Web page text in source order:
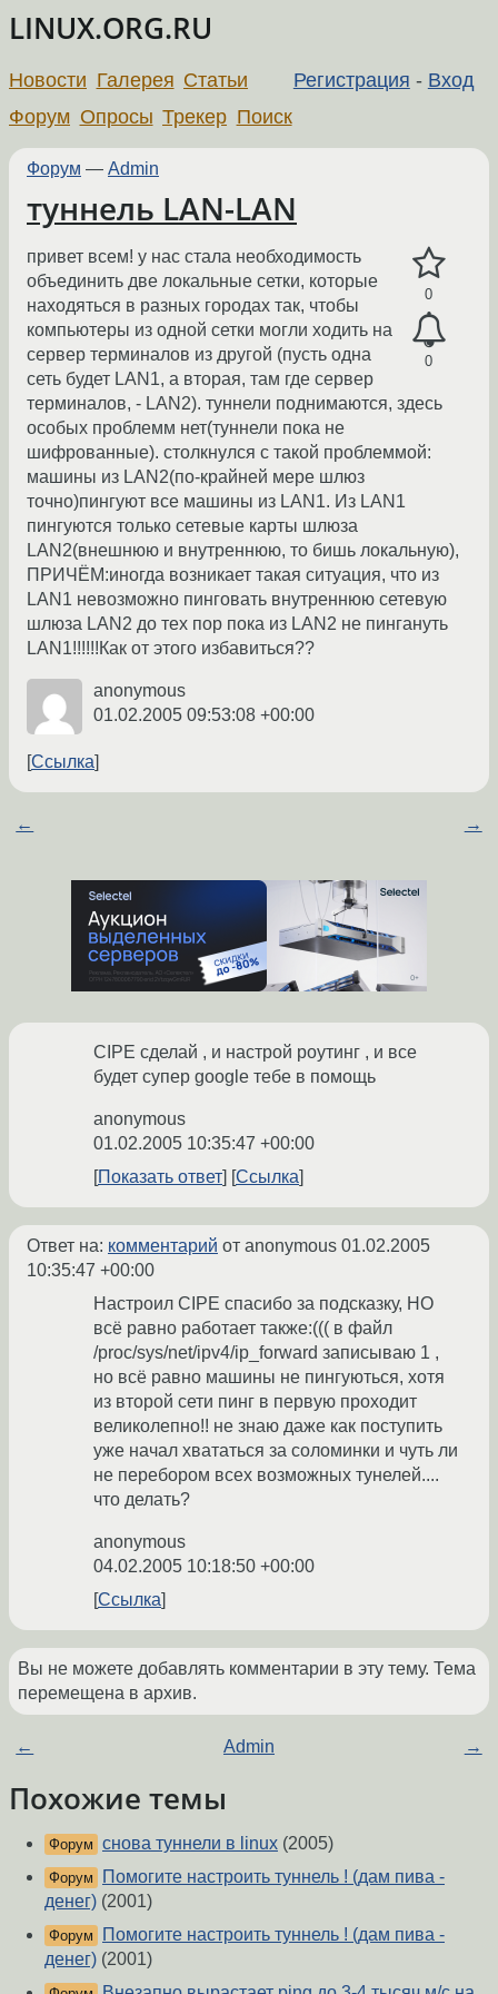
LINUX.ORG.RU
Регистрация - Вход
Новости Галерея Статьи
Форум Опросы Трекер Поиск
Форум — Admin
туннель LAN-LAN
0
0
привет всем! у нас стала необходимость
объединить две локальные сетки, которые
находяться в разных городах так, чтобы
компьютеры из одной сетки могли ходить на
сервер терминалов из другой (пусть одна
сеть будет LAN1, а вторая, там где сервер
терминалов, - LAN2). туннели поднимаются, здесь
особых проблемм нет(туннели пока не
шифрованные). столкнулся с такой проблеммой:
машины из LAN2(по-крайней мере шлюз
точно)пингуют все машины из LAN1. Из LAN1
пингуются только сетевые карты шлюза
LAN2(внешнюю и внутреннюю, то бишь локальную),
ПРИЧЁМ:иногда возникает такая ситуация, что из
LAN1 невозможно пинговать внутреннюю сетевую
шлюза LAN2 до тех пор пока из LAN2 не пингануть
LAN1!!!!!!Как от этого избавиться??
anonymous
01.02.2005 09:53:08 +00:00
Ссылка
← →
CIPE сделай , и настрой роутинг , и все
будет супер google тебе в помощь
anonymous
01.02.2005 10:35:47 +00:00
Показать ответ
Ссылка
Ответ на: комментарий от anonymous 01.02.2005
10:35:47 +00:00
Настроил CIPE спасибо за подсказку, НО
всё равно работает также:((( в файл
/proc/sys/net/ipv4/ip_forward записываю 1 ,
но всё равно машины не пингуються, хотя
из второй сети пинг в первую проходит
великолепно!! не знаю даже как поступить
уже начал хвататься за соломинки и чуть ли
не перебором всех возможных тунелей....
что делать?
anonymous
04.02.2005 10:18:50 +00:00
Ссылка
Вы не можете добавлять комментарии в эту тему. Тема
перемещена в архив.
← Admin →
Похожие темы
Форум снова туннели в linux (2005)
Форум
Помогите настроить туннель ! (дам пива -
денег) (2001)
Форум
Помогите настроить туннель ! (дам пива -
денег) (2001)